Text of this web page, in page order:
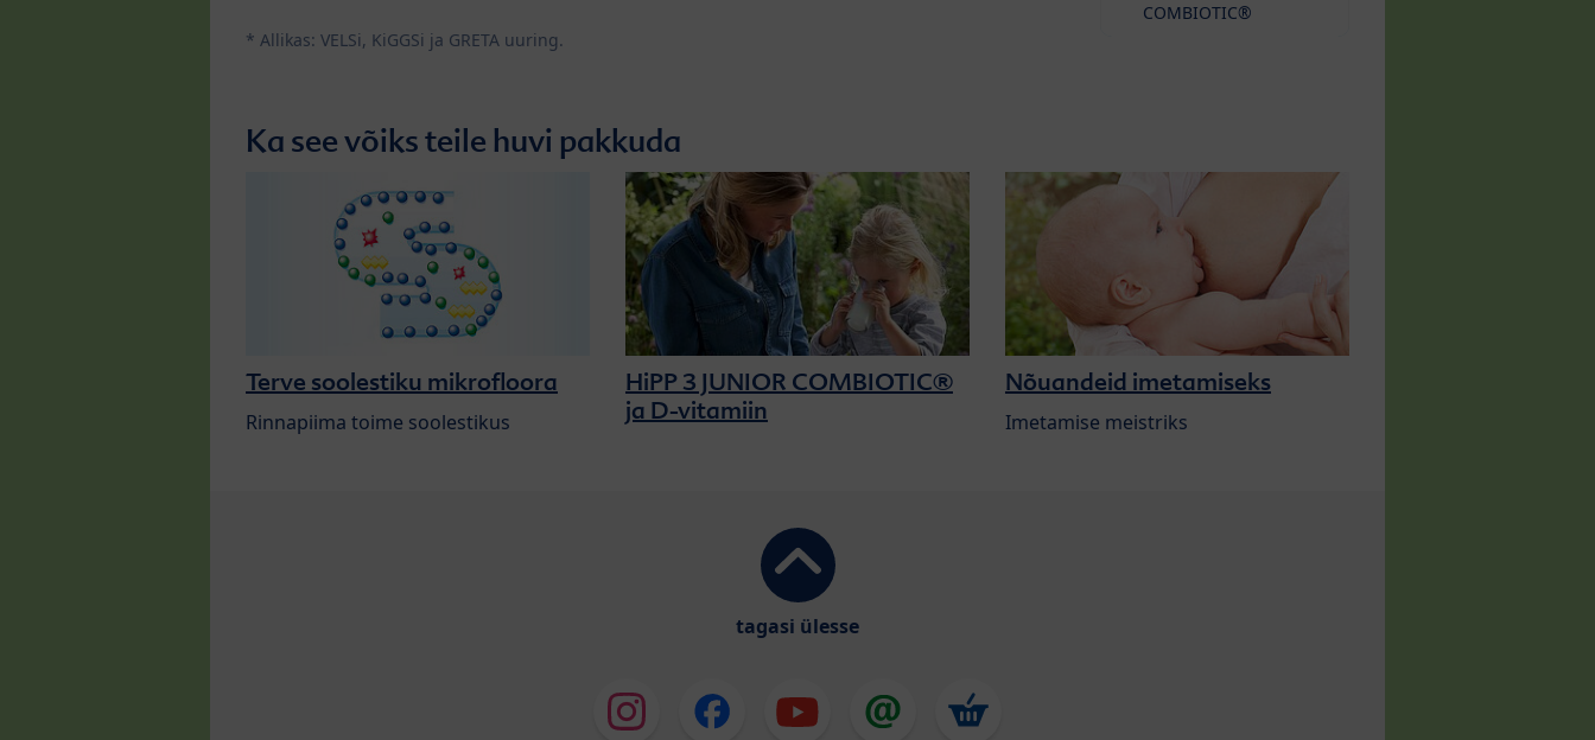
* Allikas: VELSi, KiGGSi ja GRETA uuring.
COMBIOTIC®
Ka see võiks teile huvi pakkuda
Terve soolestiku mikrofloora
Rinnapiima toime soolestikus
HiPP 3 JUNIOR COMBIOTIC®
ja D-vitamiin
Nõuandeid imetamiseks
Imetamise meistriks
tagasi ülesse